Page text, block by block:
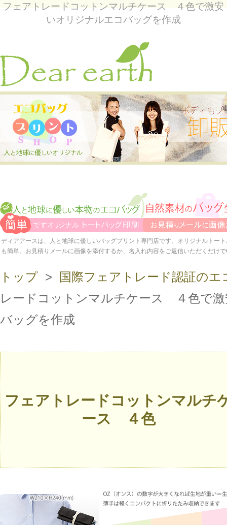
フェアトレードコットンマルチケース ４色で激安
いオリジナルエコバッグを作成
ディアアースは、人と地球に優しいバッグプリント専門店です。オリジナルトー
も簡単。お見積りメールに画像を添付するか、名入れ内容をご返信いただくだけ
トップ >
国際フェアトレード認証のエ
レードコットンマルチケース ４色で
バッグを作成
フェアトレードコットンマルチ
ース ４色